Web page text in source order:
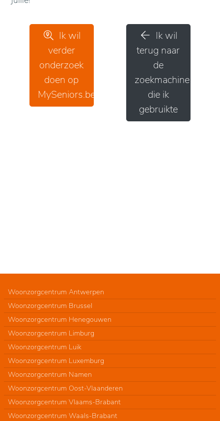
Ik wil
verder
onderzoek
doen op
MySeniors.be
Ik wil
terug naar
de
zoekmachine
die ik
gebruikte
Woonzorgcentrum Antwerpen
Woonzorgcentrum Brussel
Woonzorgcentrum Henegouwen
Woonzorgcentrum Limburg
Woonzorgcentrum Luik
Woonzorgcentrum Luxemburg
Woonzorgcentrum Namen
Woonzorgcentrum Oost-Vlaanderen
Woonzorgcentrum Vlaams-Brabant
Woonzorgcentrum Waals-Brabant